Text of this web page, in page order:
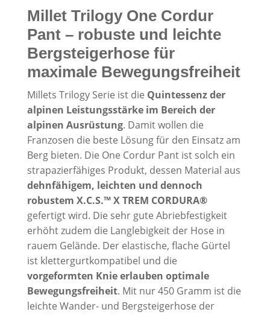
Millet Trilogy One Cordur
Pant – robuste und leichte
Bergsteigerhose für
maximale Bewegungsfreiheit
Millets Trilogy Serie ist die Quintessenz der
alpinen Leistungsstärke im Bereich der
alpinen Ausrüstung. Damit wollen die
Franzosen die beste Lösung für den Einsatz am
Berg bieten. Die One Cordur Pant ist solch ein
strapazierfähiges Produkt, dessen Material aus
dehnfähigem, leichten und dennoch
robustem X.C.S.™ X TREM CORDURA®
gefertigt wird. Die sehr gute Abriebfestigkeit
erhöht zudem die Langlebigkeit der Hose in
rauem Gelände. Der elastische, flache Gürtel
ist klettergurtkompatibel und die
vorgeformten Knie erlauben optimale
Bewegungsfreiheit. Mit nur 450 Gramm ist die
leichte Wander- und Bergsteigerhose der